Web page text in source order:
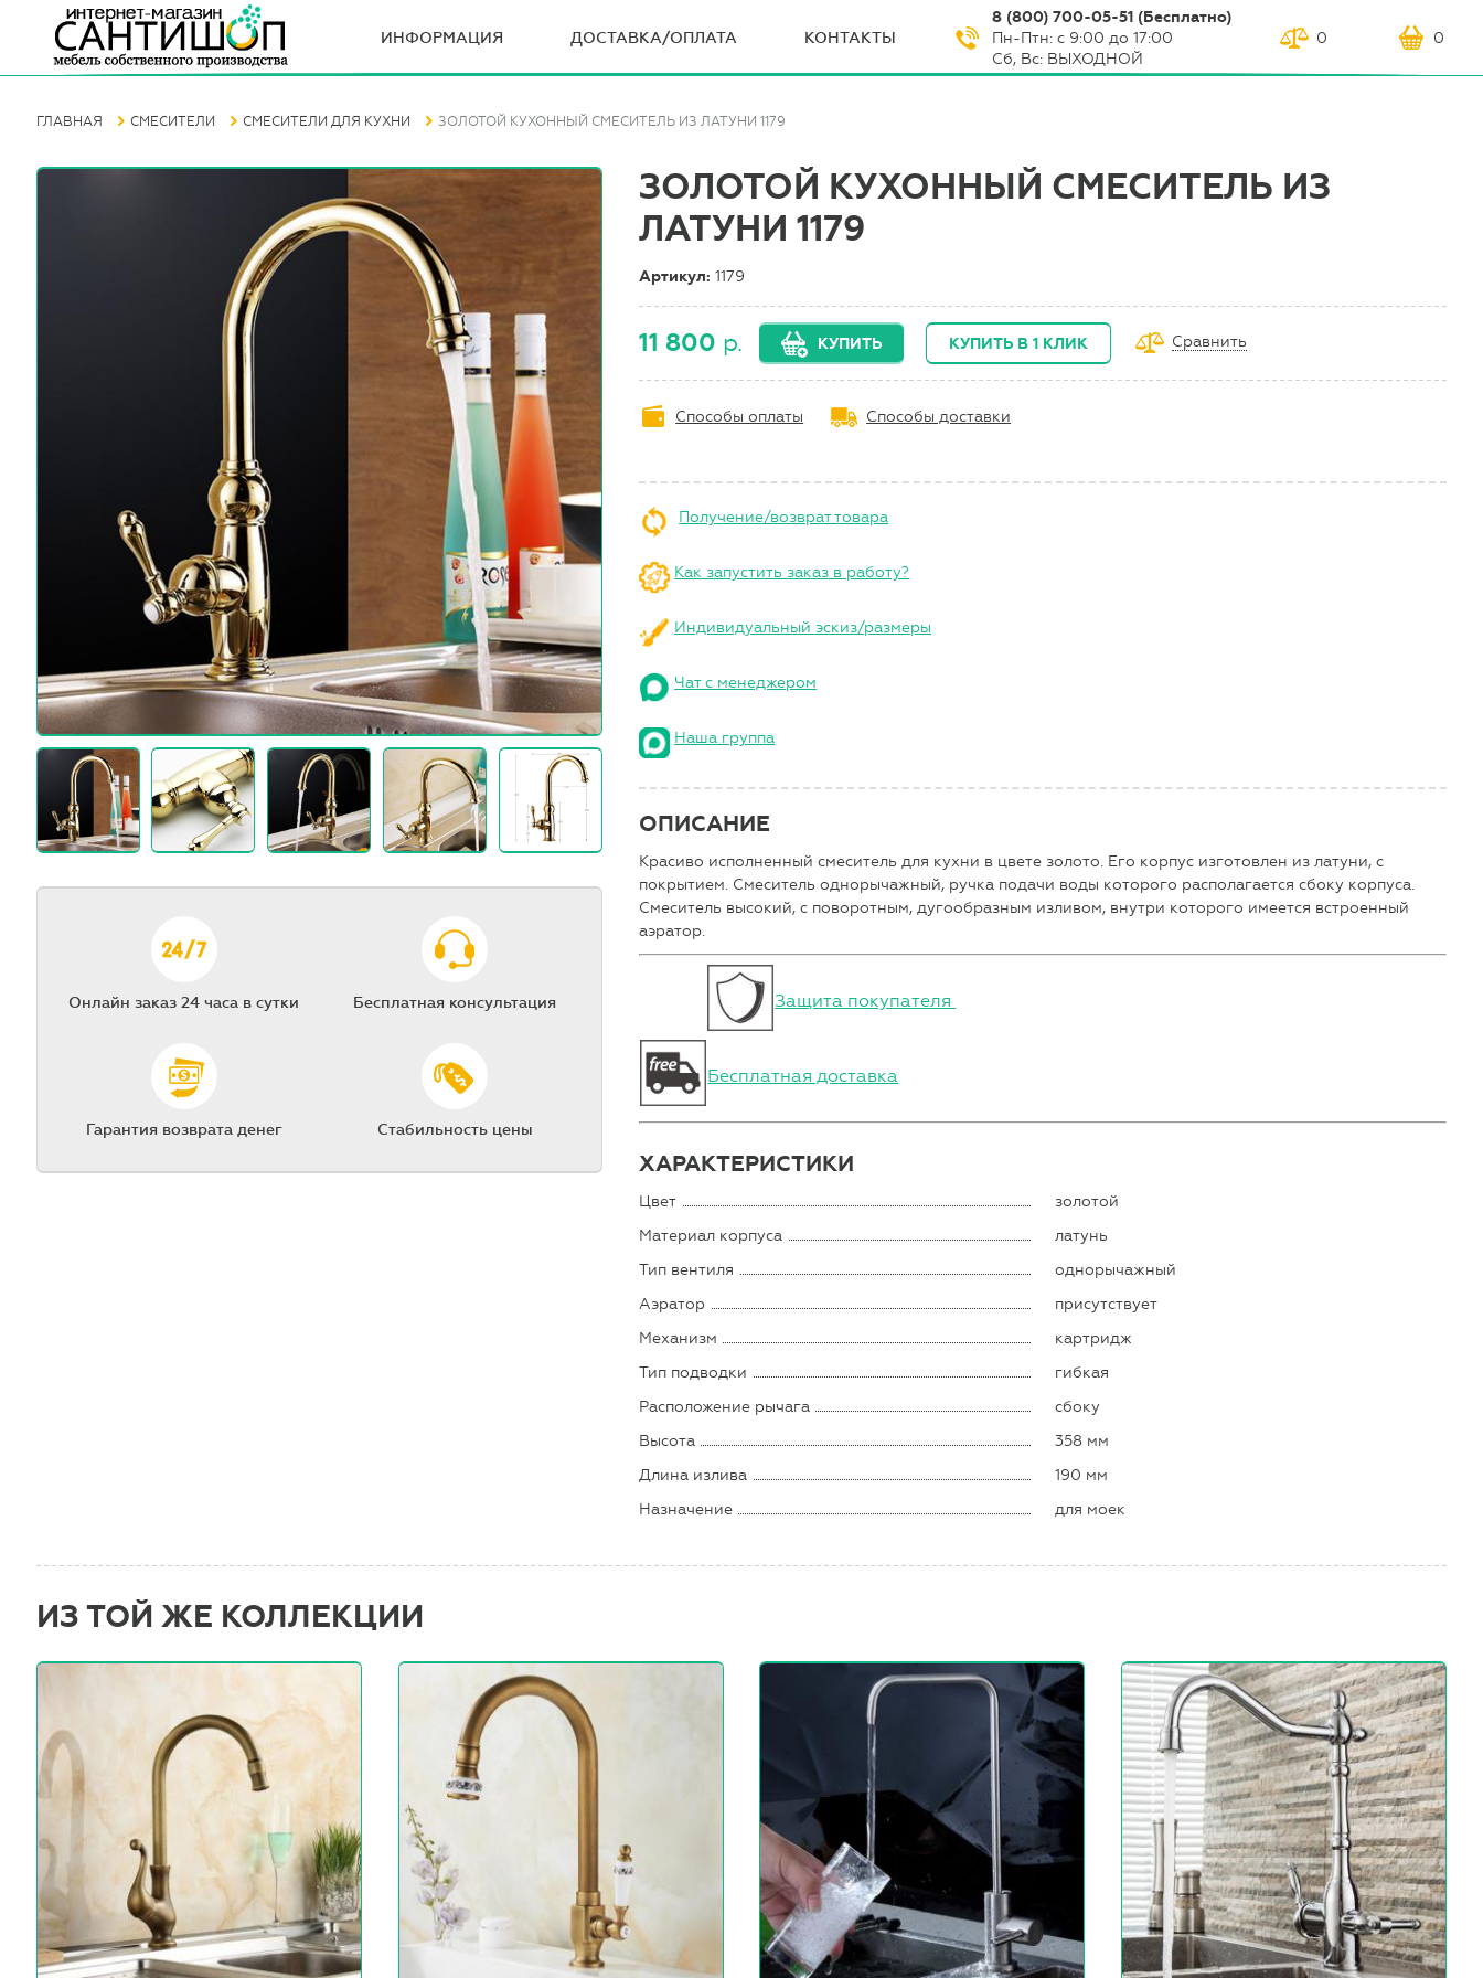
ИНФОРМАЦИЯ ДОСТАВКА/ОПЛАТА КОНТАКТЫ
8 (800) 700-05-51 (Бесплатно)
Пн-Птн: с 9:00 до 17:00
Сб, Вс: ВЫХОДНОЙ
0 0
ГЛАВНАЯ СМЕСИТЕЛИ СМЕСИТЕЛИ ДЛЯ КУХНИ ЗОЛОТОЙ КУХОННЫЙ СМЕСИТЕЛЬ ИЗ ЛАТУНИ 1179
Онлайн заказ 24 часа в сутки Бесплатная консультация
Гарантия возврата денег Стабильность цены
ЗОЛОТОЙ КУХОННЫЙ СМЕСИТЕЛЬ ИЗ
ЛАТУНИ 1179
Артикул:1179
11 800 р. КУПИТЬ КУПИТЬ В 1 КЛИК Сравнить
Способы оплаты Способы доставки
Получение/возврат товара
Как запустить заказ в работу?
Индивидуальный эскиз/размеры
Чат с менеджером
Наша группа
ОПИСАНИЕ
Красиво исполненный смеситель для кухни в цвете золото. Его корпус изготовлен из латуни, с
покрытием. Смеситель однорычажный, ручка подачи воды которого располагается сбоку корпуса.
Смеситель высокий, с поворотным, дугообразным изливом, внутри которого имеется встроенный
аэратор.
Защита покупателя
Бесплатная доставка
ХАРАКТЕРИСТИКИ
Цвет
золотой
Материал корпуса
латунь
Тип вентиля
однорычажный
Аэратор
присутствует
Механизм
картридж
Тип подводки
гибкая
Расположение рычага
сбоку
Высота
358 мм
Длина излива
190 мм
Назначение
для моек
ИЗ ТОЙ ЖЕ КОЛЛЕКЦИИ